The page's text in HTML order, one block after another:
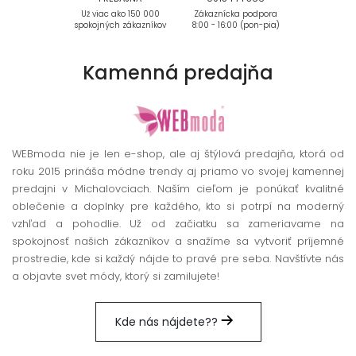
Už viac ako 150 000
spokojných zákazníkov
Zákaznícka podpora
8:00 - 16:00 (pon-pia)
Kamenná predajňa
WEBmoda nie je len e-shop, ale aj štýlová predajňa, ktorá od
roku 2015 prináša módne trendy aj priamo vo svojej kamennej
predajni v Michalovciach. Naším cieľom je ponúkať kvalitné
oblečenie a doplnky pre každého, kto si potrpí na moderný
vzhľad a pohodlie. Už od začiatku sa zameriavame na
spokojnosť našich zákazníkov a snažíme sa vytvoriť príjemné
prostredie, kde si každý nájde to pravé pre seba. Navštívte nás
a objavte svet módy, ktorý si zamilujete!
Kde nás nájdete??